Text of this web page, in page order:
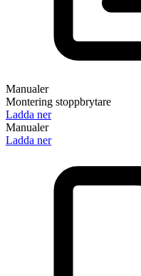
Manualer
Montering stoppbrytare
Ladda ner
Manualer
Ladda ner